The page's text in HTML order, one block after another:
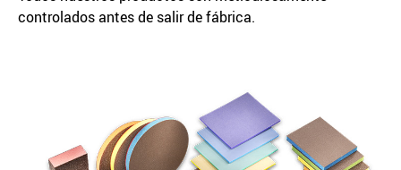
controlados antes de salir de fábrica.